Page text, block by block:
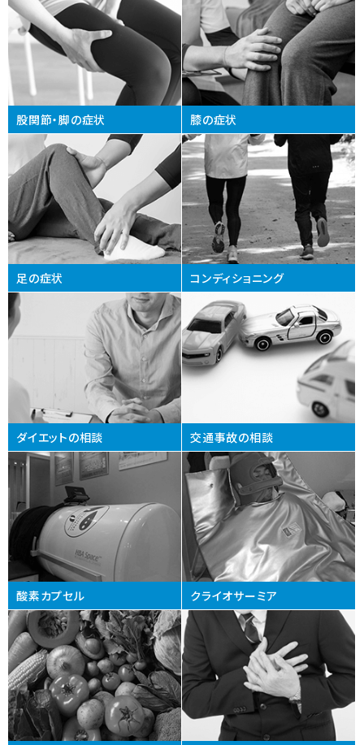
股関節・脚の症状 膝の症状
足の症状 コンディショニング
ダイエットの相談 交通事故の相談
酸素カプセル クライオサーミア